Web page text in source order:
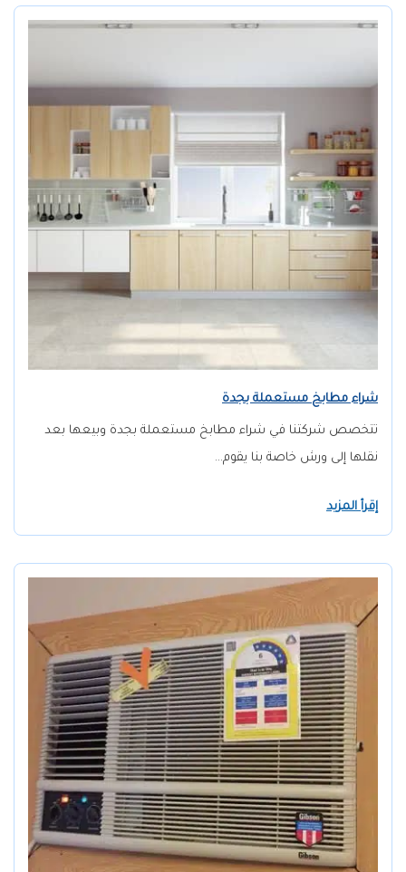
شراء مطابخ مستعملة بجدة
تتخصص شركتنا في شراء مطابخ مستعملة بجدة وبيعها بعد
نقلها إلى ورش خاصة بنا يقوم…
إقرأ المزيد